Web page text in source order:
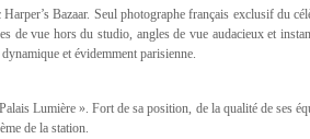
Bazaar. Seul photographe français exclusif du
de vue hors du studio, angles de vue audacieux et
et évidemment parisienne.
Lumière ». Fort de sa position, de la qualité de ses
de la station.